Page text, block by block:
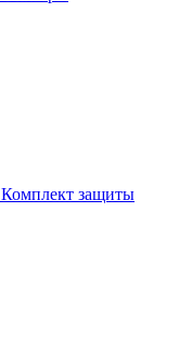
Комплект защиты